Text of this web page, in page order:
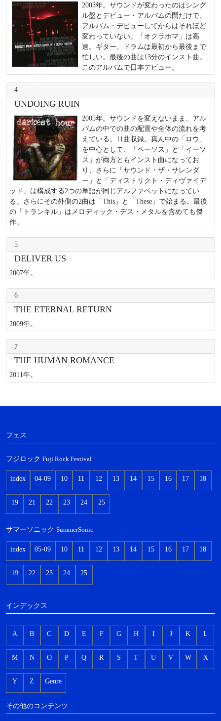
2003年。サウンドが変わったのはシング
ル盤とデビュー・アルバムの間だけで、
アルバム・デビューしてからはそれほど
変わっていない。「オクラホマ」は高
速。ギター、ドラムは最初から最後まで
忙しい。最後の曲は13分のインスト曲。
このアルバムで日本デビュー。
4
UNDOING RUIN
2005年。サウンドを変えないまま、アル
バムの中での曲の配置や全体の流れを考
えている。11曲収録。真ん中の「ロウ」
を中心として、「ペーソス」と「イーソ
ス」が両方ともインスト曲になってお
り、さらに「サウンド・ザ・サレンダ
ー」と「ディストリクト・ディヴァイデ
ッド」は構成する2つの単語が同じアルファベットになってい
る。さらにその外側の2曲は「This」と「These」で始まる。最後
の「トランキル」はメロディック・デス・メタルを含めても傑
作。
5
DELIVER US
2007年。
6
THE ETERNAL RETURN
2009年。
7
THE HUMAN ROMANCE
2011年。
フェス
フジロック Fuji Rock Festival
index 04-09 10 11 12 13 14 15 16 17 18
19 21 22 23 24 25
サマーソニック SummerSonic
index 05-09 10 11 12 13 14 15 16 17 18
19 22 23 24 25
インデックス
A B C D E F G H I J K L
M N O P Q R S T U V W X
Y Z Genre
その他のコンテンツ